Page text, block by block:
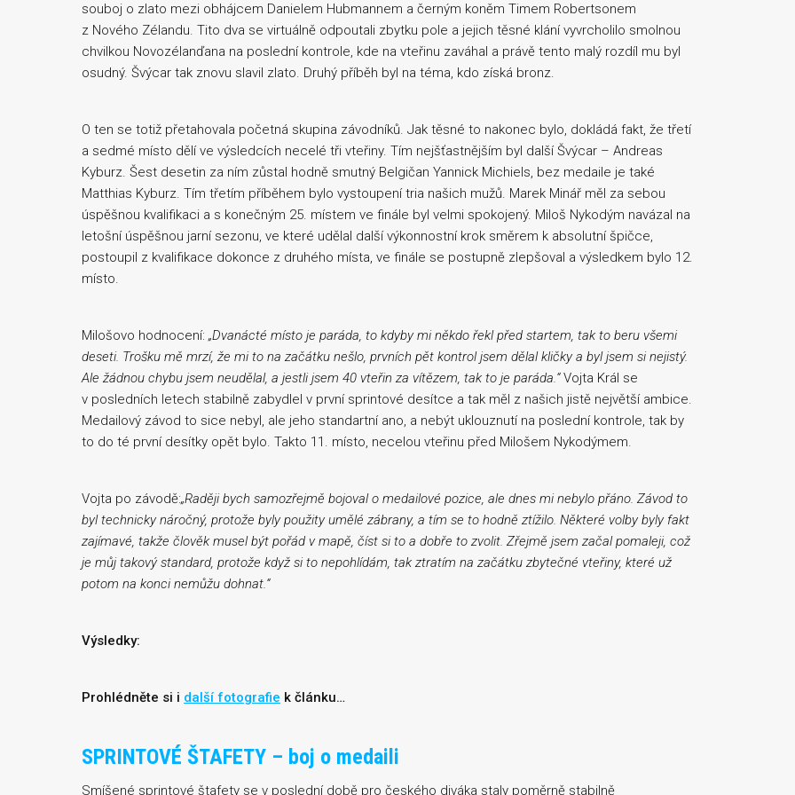
souboj o zlato mezi obhájcem Danielem Hubmannem a černým koněm Timem Robertsonem
z Nového Zélandu. Tito dva se virtuálně odpoutali zbytku pole a jejich těsné klání vyvrcholilo smolnou
chvilkou Novozélanďana na poslední kontrole, kde na vteřinu zaváhal a právě tento malý rozdíl mu byl
osudný. Švýcar tak znovu slavil zlato. Druhý příběh byl na téma, kdo získá bronz.
O ten se totiž přetahovala početná skupina závodníků. Jak těsné to nakonec bylo, dokládá fakt, že třetí
a sedmé místo dělí ve výsledcích necelé tři vteřiny. Tím nejšťastnějším byl další Švýcar – Andreas
Kyburz. Šest desetin za ním zůstal hodně smutný Belgičan Yannick Michiels, bez medaile je také
Matthias Kyburz. Tím třetím příběhem bylo vystoupení tria našich mužů. Marek Minář měl za sebou
úspěšnou kvalifikaci a s konečným 25. místem ve finále byl velmi spokojený. Miloš Nykodým navázal na
letošní úspěšnou jarní sezonu, ve které udělal další výkonnostní krok směrem k absolutní špičce,
postoupil z kvalifikace dokonce z druhého místa, ve finále se postupně zlepšoval a výsledkem bylo 12.
místo.
Milošovo hodnocení: „Dvanácté místo je paráda, to kdyby mi někdo řekl před startem, tak to beru všemi
deseti. Trošku mě mrzí, že mi to na začátku nešlo, prvních pět kontrol jsem dělal kličky a byl jsem si nejistý.
Ale žádnou chybu jsem neudělal, a jestli jsem 40 vteřin za vítězem, tak to je paráda.“Vojta Král se
v posledních letech stabilně zabydlel v první sprintové desítce a tak měl z našich jistě největší ambice.
Medailový závod to sice nebyl, ale jeho standartní ano, a nebýt uklouznutí na poslední kontrole, tak by
to do té první desítky opět bylo. Takto 11. místo, necelou vteřinu před Milošem Nykodýmem.
Vojta po závodě:„Raději bych samozřejmě bojoval o medailové pozice, ale dnes mi nebylo přáno. Závod to
byl technicky náročný, protože byly použity umělé zábrany, a tím se to hodně ztížilo. Některé volby byly fakt
zajímavé, takže člověk musel být pořád v mapě, číst si to a dobře to zvolit. Zřejmě jsem začal pomaleji, což
je můj takový standard, protože když si to nepohlídám, tak ztratím na začátku zbytečné vteřiny, které už
potom na konci nemůžu dohnat.“
Výsledky:
Prohlédněte si i další fotografie k článku…
SPRINTOVÉ ŠTAFETY – boj o medaili
Smíšené sprintové štafety se v poslední době pro českého diváka staly poměrně stabilně